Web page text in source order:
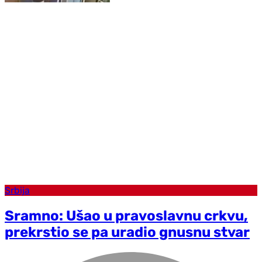
Srbija
Sramno: Ušao u pravoslavnu crkvu,
prekrstio se pa uradio gnusnu stvar